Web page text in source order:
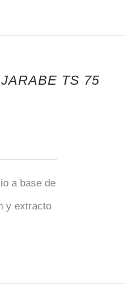
TS 75
a base de
y extracto